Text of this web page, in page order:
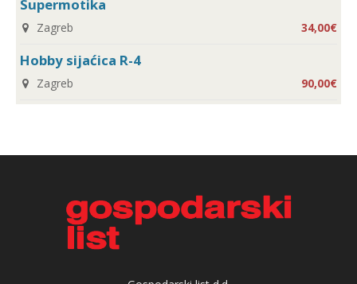
Supermotika
Zagreb 34,00€
Hobby sijaćica R-4
Zagreb 90,00€